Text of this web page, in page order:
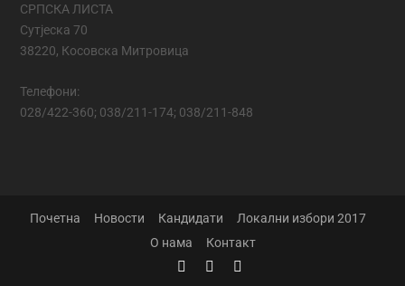
СРПСКА ЛИСТА
Сутјеска 70
38220, Косовска Митровица
Телефони:
028/422-360; 038/211-174; 038/211-848
Почетна Новости Кандидати
Локални избори 2017
О нама
Контакт